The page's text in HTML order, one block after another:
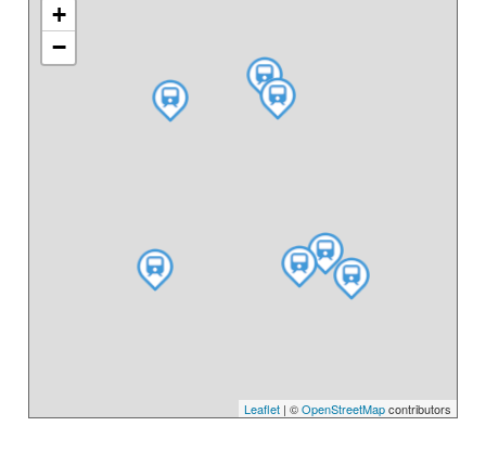
+
−
Leaflet| ©OpenStreetMapcontributors